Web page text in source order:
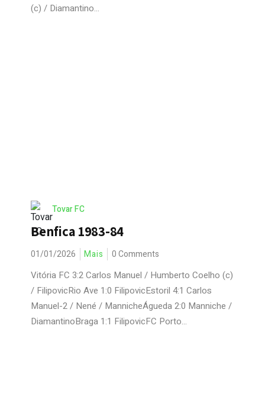
(c) / Diamantino...
Tovar FC
Benfica 1983-84
01/01/2026 Mais 0 Comments
Vitória FC 3:2 Carlos Manuel / Humberto Coelho (c)
/ FilipovicRio Ave 1:0 FilipovicEstoril 4:1 Carlos
Manuel-2 / Nené / MannicheÁgueda 2:0 Manniche /
DiamantinoBraga 1:1 FilipovicFC Porto...